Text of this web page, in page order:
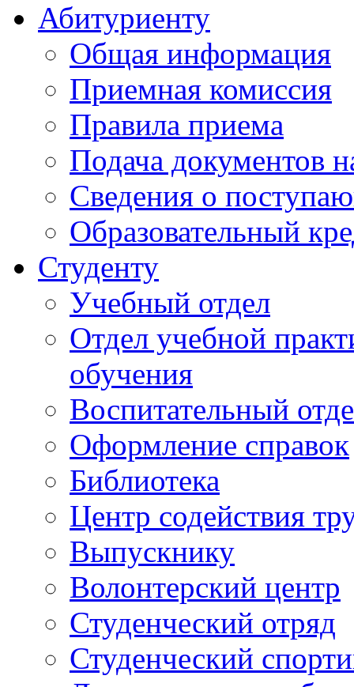
Абитуриенту
Общая информация
Приемная комиссия
Правила приема
Подача документов
Сведения о
Образовательный
Студенту
Учебный отдел
Отдел учебной
обучения
Воспитательный
Оформление справок
Библиотека
Центр содействия
Выпускнику
Волонтерский центр
Студенческий отряд
Студенческий